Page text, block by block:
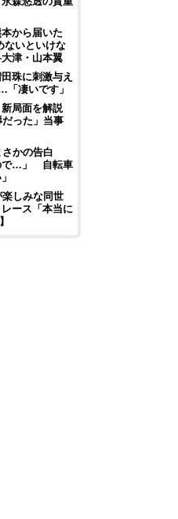
から届いた
いといけな
津・山本翼
珠に刺激与え
凄いです」
新局面を解説
った」当事
かの告白
で…」 自転車
しみな同世
ース「本当に